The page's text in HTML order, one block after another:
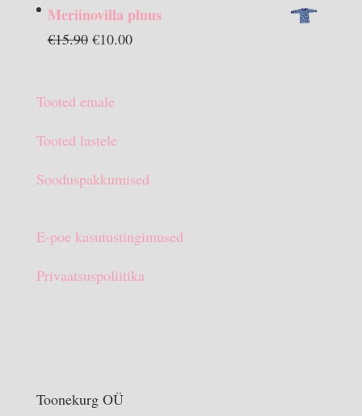
on:
Meriinovilla pluus
€15.90 Algne
€15.90.
€10.00Praegune
Tooted emale
Tooted lastele
Sooduspakkumised
E-poe kasutustingimused
Privaatsuspoliitika
Toonekurg OÜ